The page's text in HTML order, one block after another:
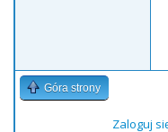
Góra strony
Zaloguj